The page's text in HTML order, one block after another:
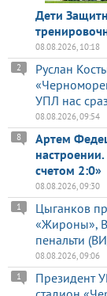
Дети
08.08.2026, 10:18
Руслан
УПЛ нас
2
08.08.2026, 09:54
Артем
счетом 2:0»
8
08.08.2026, 09:30
Цыганков
«Жироны»,
пенальти
1
08.08.2026, 09:06
Президент
1